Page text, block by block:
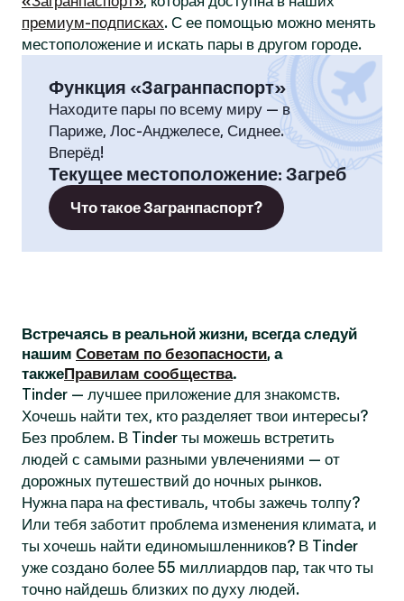
премиум-подписках. С ее помощью можно менять
местоположение и искать пары в другом городе.
Функция «Загранпаспорт»
Находите пары по всему миру — в
Париже, Лос-Анджелесе, Сиднее.
Вперёд!
Текущее местоположение: Загреб
Что такое Загранпаспорт?
Встречаясь в реальной жизни, всегда следуй
нашим Советам по безопасности, а
такжеПравилам сообщества.
Tinder — лучшее приложение для знакомств.
Хочешь найти тех, кто разделяет твои интересы?
Без проблем. В Tinder ты можешь встретить
людей с самыми разными увлечениями — от
дорожных путешествий до ночных рынков.
Нужна пара на фестиваль, чтобы зажечь толпу?
Или тебя заботит проблема изменения климата, и
ты хочешь найти единомышленников? В Tinder
уже создано более 55 миллиардов пар, так что ты
точно найдешь близких по духу людей.